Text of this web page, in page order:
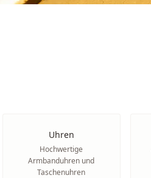
Uhren
Hochwertige
Armbanduhren und
Taschenuhren